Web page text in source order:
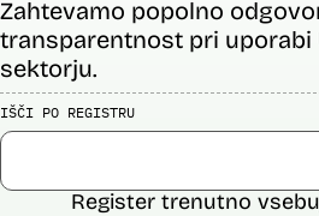
Zahtevamo popolno
transparentnost pri uporabi
sektorju.
IŠČI PO REGISTRU
Register trenutno